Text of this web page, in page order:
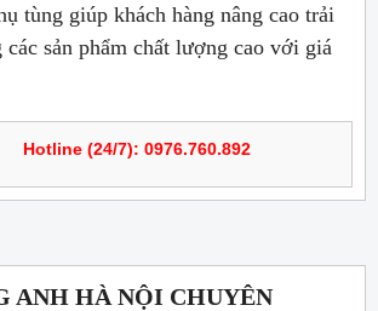
tùng giúp khách hàng nâng cao trải
các sản phẩm chất lượng cao với giá
Hotline (24/7): 0976.760.892
ANH HÀ NỘI CHUYÊN